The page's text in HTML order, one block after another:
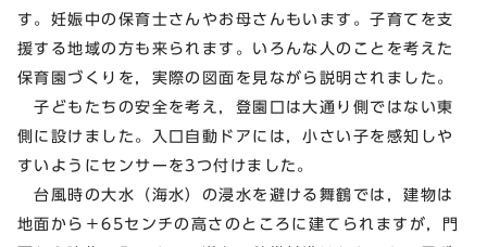
す。妊娠中の保育士さんやお母さんもいます。子育てを支
援する地域の方も来られます。いろんな人のことを考えた
保育園づくりを，実際の図面を見ながら説明されました。
子どもたちの安全を考え，登園口は大通り側ではない東
側に設けました。入口自動ドアには，小さい子を感知しや
すいようにセンサーを3つ付けました。
台風時の大水（海水）の浸水を避ける舞鶴では，建物は
地面から＋65センチの高さのところに建てられますが，門